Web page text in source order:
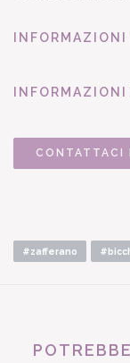
CONTATTACI
#zafferano